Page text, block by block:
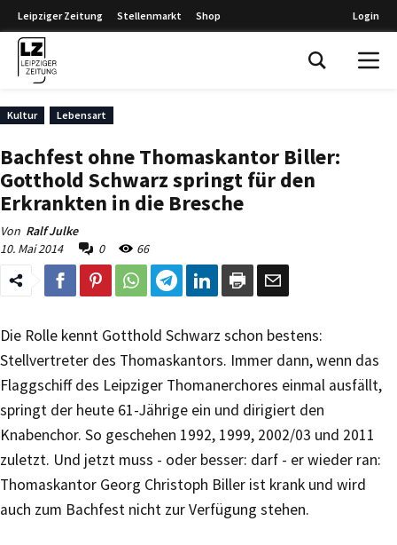
Leipziger Zeitung Stellenmarkt Shop Login
Kultur Lebensart
Bachfest ohne Thomaskantor Biller:
Gotthold Schwarz springt für den
Erkrankten in die Bresche
Von Ralf Julke
10. Mai 2014
0 66
Die Rolle kennt Gotthold Schwarz schon bestens:
Stellvertreter des Thomaskantors. Immer dann, wenn das
Flaggschiff des Leipziger Thomanerchores einmal ausfällt,
springt der heute 61-Jährige ein und dirigiert den
Knabenchor. So geschehen 1992, 1999, 2002/03 und 2011
zuletzt. Und jetzt muss - oder besser: darf - er wieder ran:
Thomaskantor Georg Christoph Biller ist krank und wird
auch zum Bachfest nicht zur Verfügung stehen.